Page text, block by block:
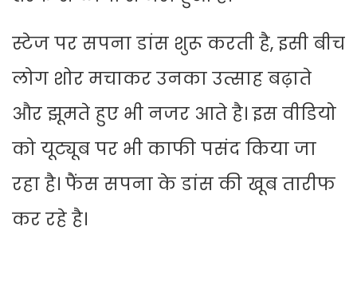
स्टेज पर सपना डांस शुरू करती है, इसी बीच
लोग शोर मचाकर उनका उत्साह बढ़ाते
और झूमते हुए भी नजर आते है। इस वीडियो
को यूट्यूब पर भी काफी पसंद किया जा
रहा है। फैंस सपना के डांस की खूब तारीफ
कर रहे है।